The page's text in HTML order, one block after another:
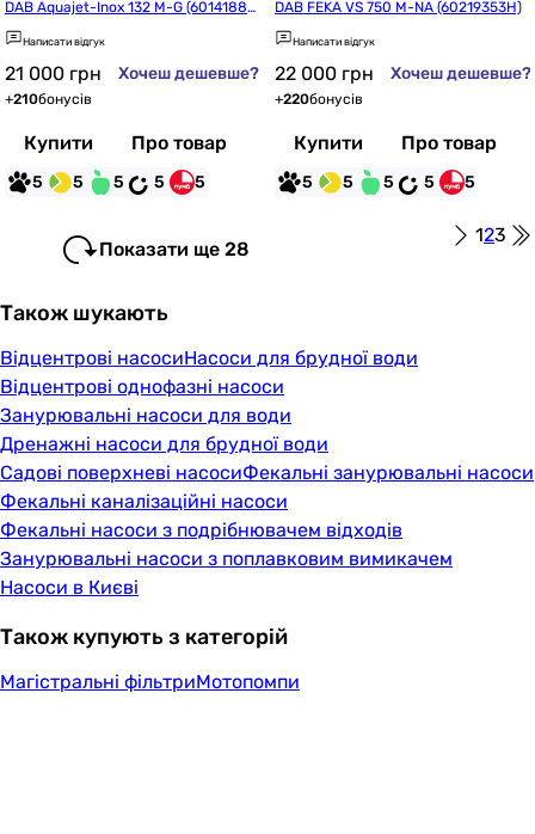
DAB Aquajet-Inox 132 M-G (60141888
H)
Написати відгук
21 000 грн Хочеш дешевше?
+210бонусів
Купити Про товар
5 5 5 5 5
DAB FEKA VS 750 M-NA (60219353H)
Написати відгук
22 000 грн Хочеш дешевше?
+220бонусів
Купити Про товар
5 5 5 5 5
Показати ще 28
123
Також шукають
Відцентрові насосиНасоси для брудної води
Відцентрові однофазні насоси
Занурювальні насоси для води
Дренажні насоси для брудної води
Садові поверхневі насосиФекальні занурювальні насоси
Фекальні каналізаційні насоси
Фекальні насоси з подрібнювачем відходів
Занурювальні насоси з поплавковим вимикачем
Насоси в Києві
Також купують з категорій
Магістральні фільтриМотопомпи